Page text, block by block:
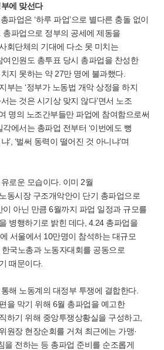
에 맞선다
파업은 ‘하루 파업’으로 별다른 충돌 없이
파업으로 정부의 공세에 제동을
회단체의 기대에 다소 못 미치는
인원도 총투표 당시 총파업을 찬성한
지 못하는 약 27만 명에 불과했다.
부는 ‘정부가 노동법 개악 상정을 하지
는 것은 시기상 맞지 않다’면서 노조
명의 노조간부들만 파업에 참여함으로써
에서는 총파업 전부터 ‘이번에도 뻥
’, ‘벌써 동력이 떨어진 것 아니냐’며
로운 모습이다. 이미 2월
동시장 구조개악안이 단기 총파업으로
아닌 만큼 6월까지 파업 일정과 규모를
병행하기로 밝힌 데다, 4.24 총파업을
서울에서 10만명이 참석하는 대규모
국노총과 노동자대회를 공동으로
때문이다.
해 노동계의 대정부 투쟁에 결합한다.
을 막기 위해 6월 총파업을 예고한
하기 위해 중앙투쟁상황실을 구성하고,
원장 현장순회를 거쳐 최근에는 가맹·
을 전하는 등 총파업 준비를 순조롭게